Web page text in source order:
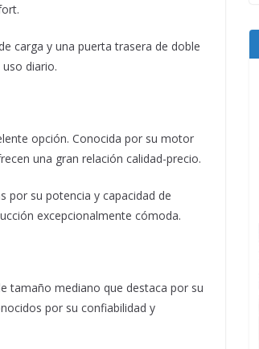
carga y una puerta trasera de doble
diario.
opción. Conocida por su motor
una gran relación calidad-precio.
por su potencia y capacidad de
excepcionalmente cómoda.
tamaño mediano que destaca por su
por su confiabilidad y